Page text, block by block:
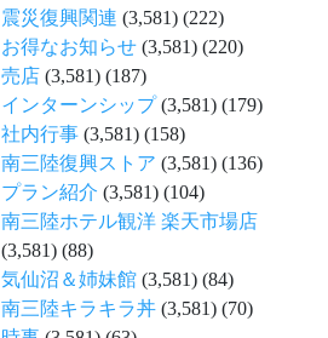
震災復興関連 (3,581) (222)
お得なお知らせ (3,581) (220)
売店 (3,581) (187)
インターンシップ(3,581) (179)
社内行事 (3,581) (158)
南三陸復興ストア (3,581) (136)
プラン紹介 (3,581) (104)
南三陸ホテル観洋 楽天市場店
(3,581) (88)
気仙沼＆姉妹館 (3,581) (84)
南三陸キラキラ丼 (3,581) (70)